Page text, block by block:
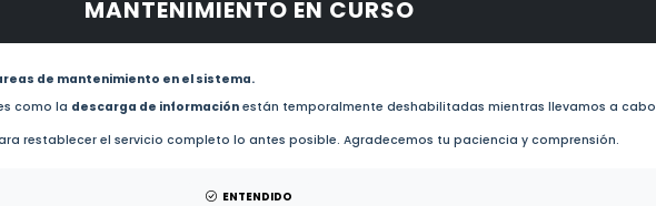
MANTENIMIENTO EN CURSO
de mantenimiento en el sistema.
como la descarga de información están temporalmente deshabilitadas mientras llevamos a cabo
restablecer el servicio completo lo antes posible. Agradecemos tu paciencia y comprensión.
ENTENDIDO
The old and the new in the art and iconography of the altarpiece of the Virgin of the Rosary in
Coixtlahuaca, Oaxaca (2019)
Restoration of the 16th century paintings of the temples of San Juan Bautista Coixtlahuaca and Santo